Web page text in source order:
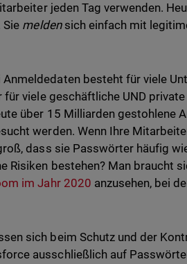
jeden Tag verwenden.
Sie meldensich einfach mit
besteht für viele
viele geschäftliche UND
über 15 Milliarden gestohlene
werden. Wenn Ihre
dass sie Passwörter häufig
Risiken bestehen? Man braucht
im Jahr 2020 anzusehen, bei
sich beim Schutz und der
ausschließlich auf